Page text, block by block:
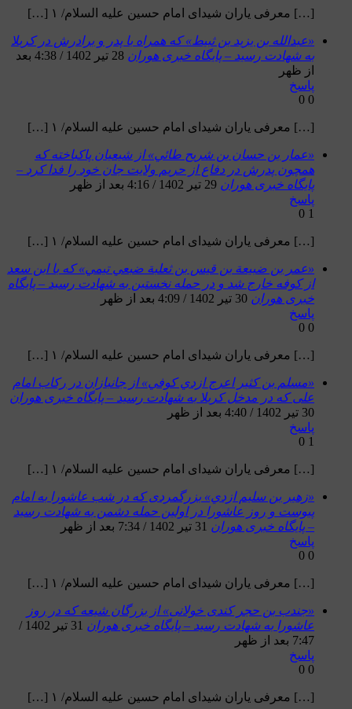
[…] معرفی یاران شیدای امام حسین علیه السلام/ ۱ […]
«عبدالله بن يزيد بن ثبيط» که همراه با پدر و برادرش در کربلا
به شهادت رسید – پایگاه خبری هوران
28 تیر 1402 / 4:38 بعد
از ظهر
پاسخ
0
0
[…] معرفی یاران شیدای امام حسین علیه السلام/ ۱ […]
«عمار بن حسان بن شريح طائي» از شیعیان پاکباخته که
همچون پدرش در دفاع از حریم ولایت جان خود را فدا کرد –
پایگاه خبری هوران 29 تیر 1402 / 4:16 بعد از ظهر
پاسخ
1
0
[…] معرفی یاران شیدای امام حسین علیه السلام/ ۱ […]
«عمر بن ضبيعة بن قيس بن ثعلبة ضبعي تيمي» که با ابن سعد
از کوفه خارج شد و در حمله نخستین به شهادت رسید – پایگاه
خبری هوران 30 تیر 1402 / 4:09 بعد از ظهر
پاسخ
0
0
[…] معرفی یاران شیدای امام حسین علیه السلام/ ۱ […]
«مسلم بن كثير اعرج ازدي كوفي» از جانبازان در رکاب امام
علی که در مدخل کربلا به شهادت رسید – پایگاه خبری هوران
30 تیر 1402 / 4:40 بعد از ظهر
پاسخ
1
0
[…] معرفی یاران شیدای امام حسین علیه السلام/ ۱ […]
«زهير بن سليم ازدي» بزرگمردی که در شب عاشورا به امام
پیوست و روز عاشورا در اولین حمله دشمن به شهادت رسید
– پایگاه خبری هوران 31 تیر 1402 / 7:34 بعد از ظهر
پاسخ
0
0
[…] معرفی یاران شیدای امام حسین علیه السلام/ ۱ […]
«جندب بن حجر کندی خولانی» از بزرگان شیعه که در روز
عاشورا به شهادت رسید – پایگاه خبری هوران
31 تیر 1402 /
7:47 بعد از ظهر
پاسخ
0
0
[…] معرفی یاران شیدای امام حسین علیه السلام/ ۱ […]